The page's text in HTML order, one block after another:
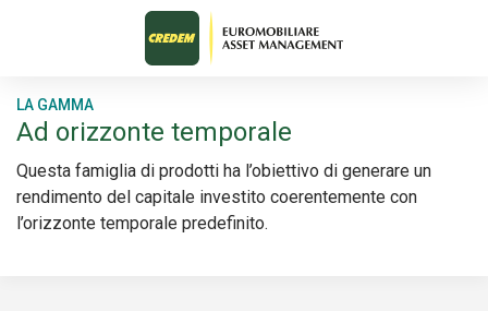
LA GAMMA
Ad orizzonte temporale
Questa famiglia di prodotti ha l’obiettivo di generare un
rendimento del capitale investito coerentemente con
l’orizzonte temporale predefinito.